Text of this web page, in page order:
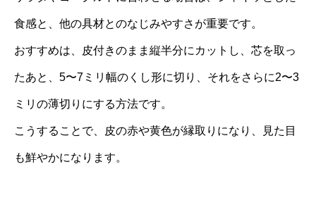
食感と、他の具材とのなじみやすさが重要です。
おすすめは、皮付きのまま縦半分にカットし、芯を取っ
たあと、5〜7ミリ幅のくし形に切り、それをさらに2〜3
ミリの薄切りにする方法です。
こうすることで、皮の赤や黄色が縁取りになり、見た目
も鮮やかになります。